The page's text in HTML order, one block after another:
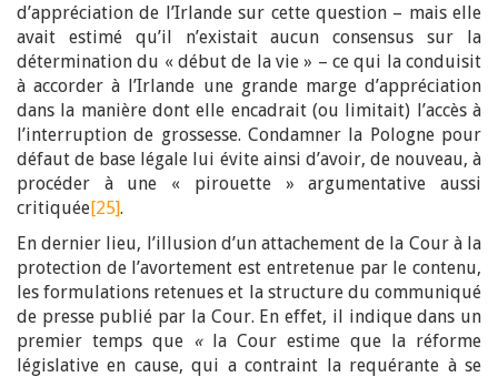
d’appréciation de l’Irlande sur cette question – mais elle
avait estimé qu’il n’existait aucun consensus sur la
détermination du « début de la vie » – ce qui la conduisit
à accorder à l’Irlande une grande marge d’appréciation
dans la manière dont elle encadrait (ou limitait) l’accès à
l’interruption de grossesse. Condamner la Pologne pour
défaut de base légale lui évite ainsi d’avoir, de nouveau, à
procéder à une « pirouette » argumentative aussi
critiquée[25].
En dernier lieu, l’illusion d’un attachement de la Cour à la
protection de l’avortement est entretenue par le contenu,
les formulations retenues et la structure du communiqué
de presse publié par la Cour. En effet, il indique dans un
premier temps que « la Cour estime que la réforme
législative en cause, qui a contraint la requérante à se